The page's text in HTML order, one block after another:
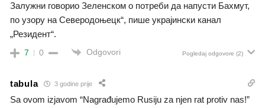
Залужни говорио Зеленском о потреби да напусти Бахмут,
по узору на Северодоњецк“, пише украјински канал
„Резидент“.
7 0 Odgovori Pogledaj odgovore (2)
tabula 3 godine prije
Sa ovom izjavom “Nagrađujemo Rusiju za njen rat protiv nas!”